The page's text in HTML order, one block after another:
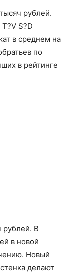
рублей.
S?D
в среднем на
по
в рейтинге
рублей. В
в новой
Новый
делают